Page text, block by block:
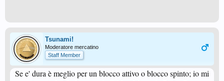
Tsunami!
Moderatore mercatino
Staff Member
Se e' dura è meglio per un blocco attivo o blocco spinto; io mi